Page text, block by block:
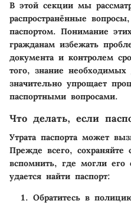
В этой секции мы
распространённые
паспортом. Понимание
гражданам избежать
документа и контролем
того, знание
значительно упрощает
паспортными вопросами.
Что делать, если
Утрата паспорта может
Прежде всего, сохраняйте
вспомнить, где могли его
удается найти паспорт:
Обратитесь в